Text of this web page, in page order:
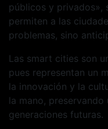
públicos y privados»,
permiten a las
problemas, sino
Las smart cities son
pues representan un
la innovación y la
la mano, preservando
generaciones futuras.